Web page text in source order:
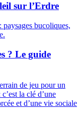
sur l’Erdre
bucoliques,
? Le guide
de jeu pour un
la clé d’une
et d’une vie sociale